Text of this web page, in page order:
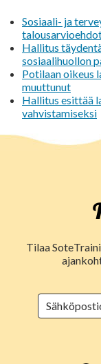
Sosiaali- ja
Hallitus
sosiaalihuollon
Potilaan oikeus
muuttunut
Hallitus esittää
vahvistamiseksi
Tilaa